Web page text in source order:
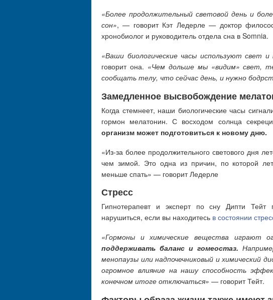
«Более продолжительный световой день и
сон», — говорит Кэт Ледерле — доктор
хронобиолог и руководитель отдела сна в Somnia.
«Ваши биологические часы используют свет
говорит она. «Чем дольше мы «видим» свет,
сообщать телу, что сейчас день, и нужно
Замедленное высвобождение
Когда стемнеет, наши биологические часы
гормон мелатонин. С восходом солнца
организм может подготовиться к новому дню.
«Из-за более продолжительного светового дня
чем зимой. Это одна из причин, по которой
меньше спать» — говорит Ледерле
Стресс
Гипнотерапевт и эксперт по сну Дипти
нарушиться, если вы находитесь в состоянии
«Гормоны и химические вещества играют
поддерживать баланс и гомеостаз.
менопаузы или надпочечниковый и химический
огромное влияние на нашу способность
конечном итоге отключаться» — говорит Тейт.